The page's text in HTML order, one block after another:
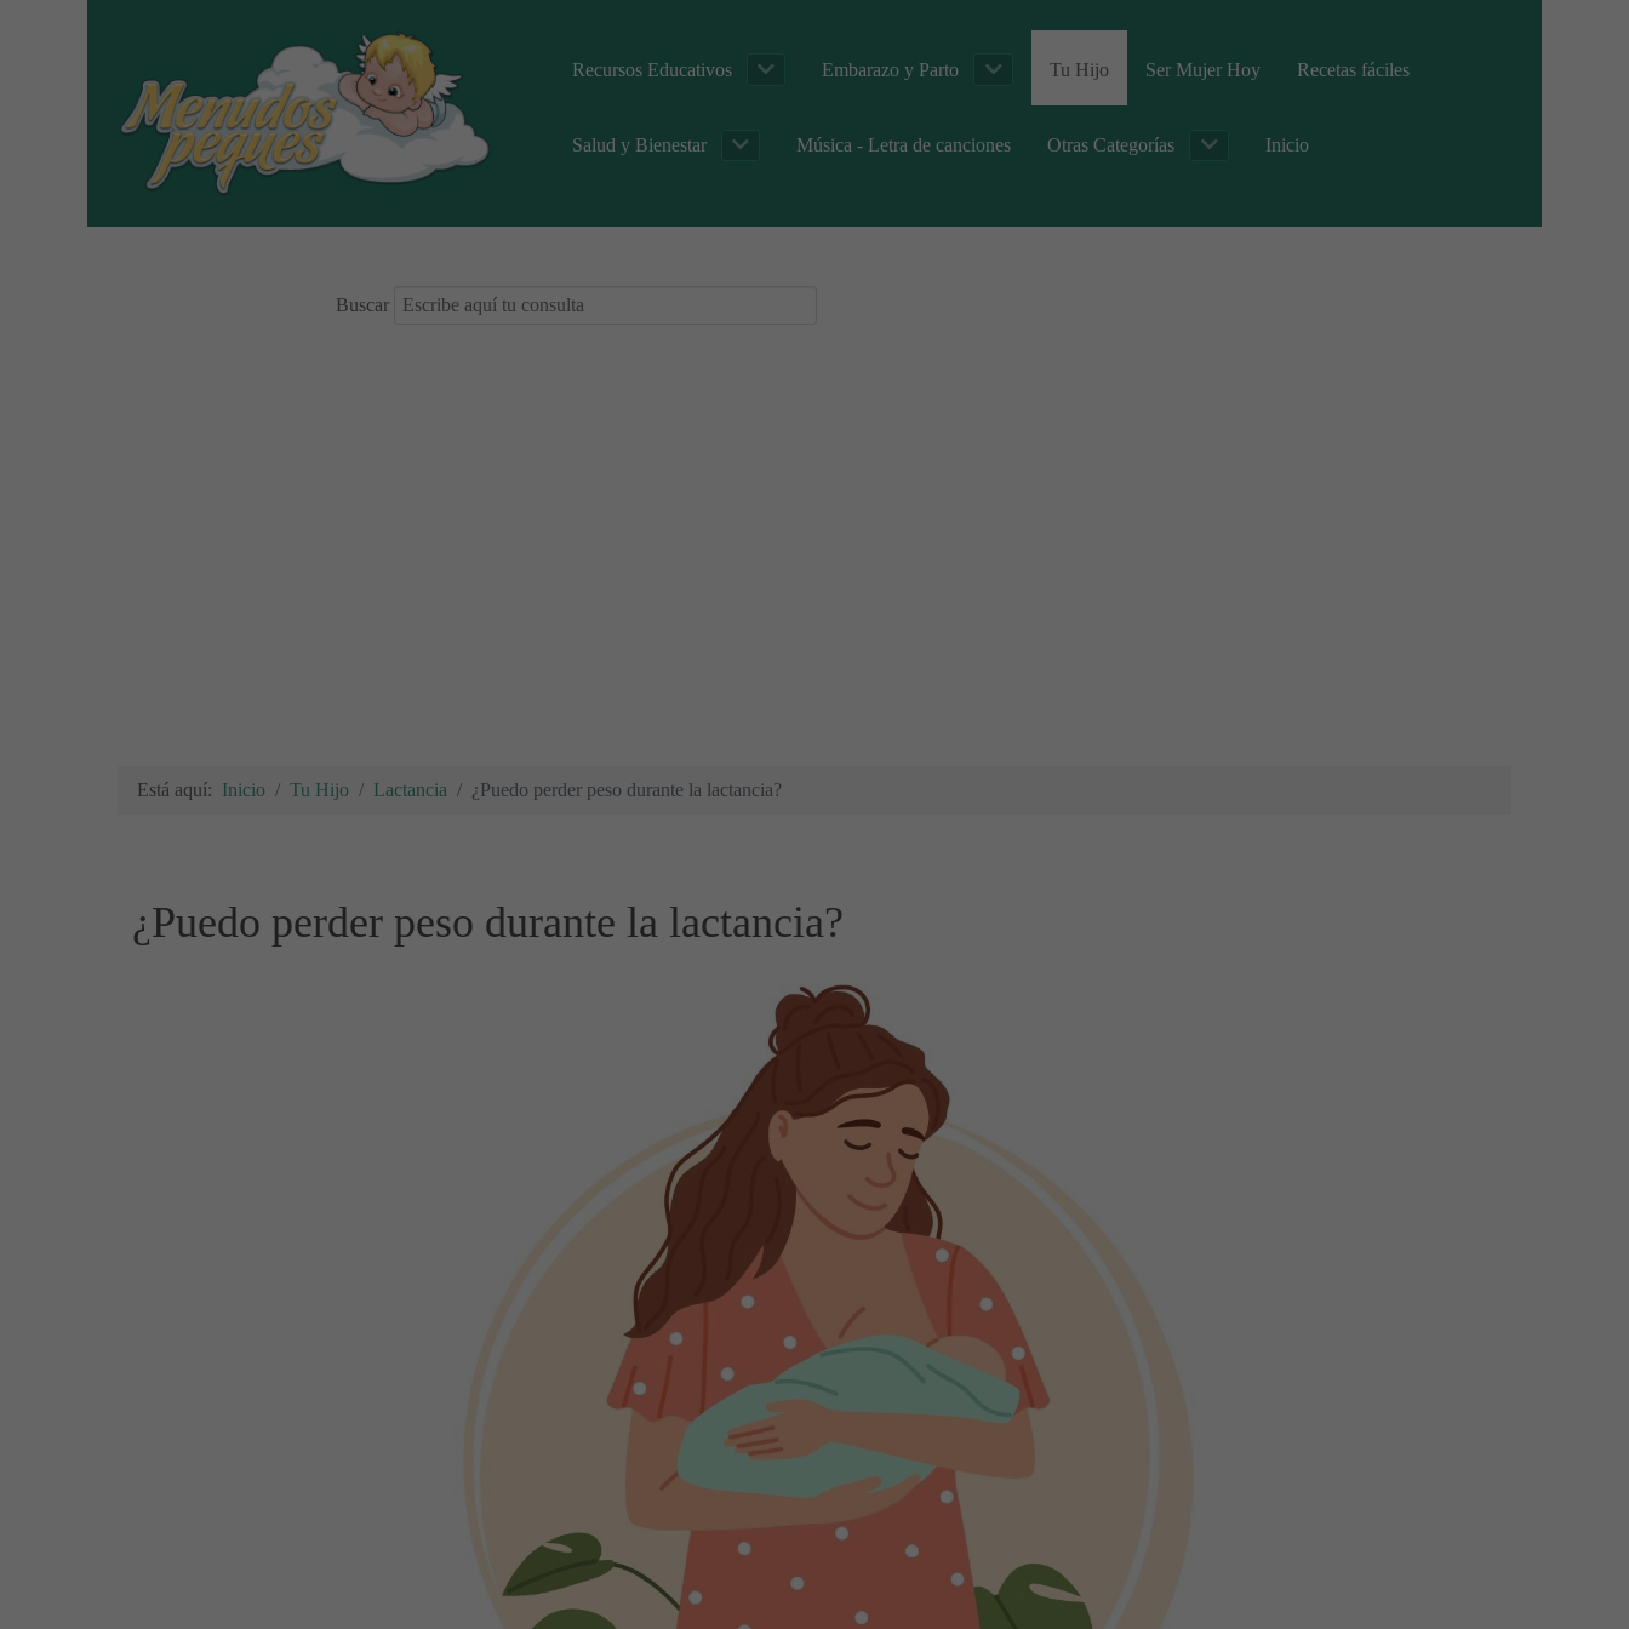
Recursos Educativos Embarazo y Parto Tu Hijo Ser Mujer Hoy Recetas fáciles
Salud y Bienestar Música - Letra de canciones Otras Categorías Inicio
Buscar
Está aquí: Inicio Tu Hijo Lactancia ¿Puedo perder peso durante la lactancia?
¿Puedo perder peso durante la lactancia?